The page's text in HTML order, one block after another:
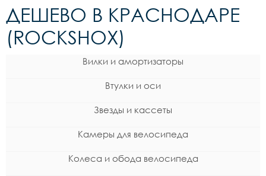
ДЕШЕВО В КРАСНОДАРЕ
(ROCKSHOX)
Вилки и амортизаторы
Втулки и оси
Звезды и кассеты
Камеры для велосипеда
Колеса и обода велосипеда